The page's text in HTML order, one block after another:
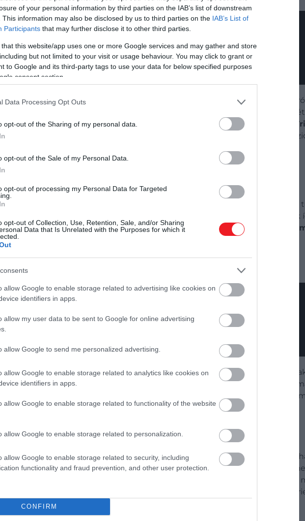
of your personal information by third parties on the IAB’s list of downstream
This information may also be disclosed by us to third parties on the IAB’s List of
Participants that may further disclose it to other third parties.
that this website/app uses one or more Google services and may gather and store
but not limited to your visit or usage behaviour. You may click to grant or
to Google and its third-party tags to use your data for below specified purposes
consent section.
Data Processing Opt Outs
opt-out of the Sharing of my personal data.
opt-out of the Sale of my Personal Data.
opt-out of processing my Personal Data for Targeted
opt-out of Collection, Use, Retention, Sale, and/or Sharing
Data that Is Unrelated with the Purposes for which it
allow Google to enable storage related to advertising like cookies on
identifiers in apps.
allow my user data to be sent to Google for online advertising
allow Google to send me personalized advertising.
allow Google to enable storage related to analytics like cookies on
identifiers in apps.
allow Google to enable storage related to functionality of the website
allow Google to enable storage related to personalization.
allow Google to enable storage related to security, including
functionality and fraud prevention, and other user protection.
CONFIRM
, Zendaya ikonikus karaktere az HBO kultsorozatában. A harmadik
ígérik. A készítők szerint a történet időben előre ugrik, és érettebb,
név is csatlakozik a stábhoz, köztük
Marshawn Lynch
darabja volt, most pedig minden adott ahhoz, hogy újra az év
megformálója is lehet. Nolan filmje az eposz modern újraértelmezésének
stílusban. Zendaya mellett vőlegénye,Tom Holland is szerepel, aki
31.
újPókember-filmjében. Az előző rész végén Peter Parker és MJ útjai
fonódik. A film a Marvel egyik legnagyobb dobása 2026-ban, és sokan
héttel
után érkezik. A színésznő rajongói számára igazi
december 18.
lezárja a legendás sci-fi trilógiát.Chanitörténete a harmadik részben
kap. A rendező Denis Villeneuve a folytatást „epikus és érzelmileg
Zendaya és
párosa már az előző filmekben is a
esély megvan rá, hogy a zárófejezet egy korszakot jelöljön ki kettejük